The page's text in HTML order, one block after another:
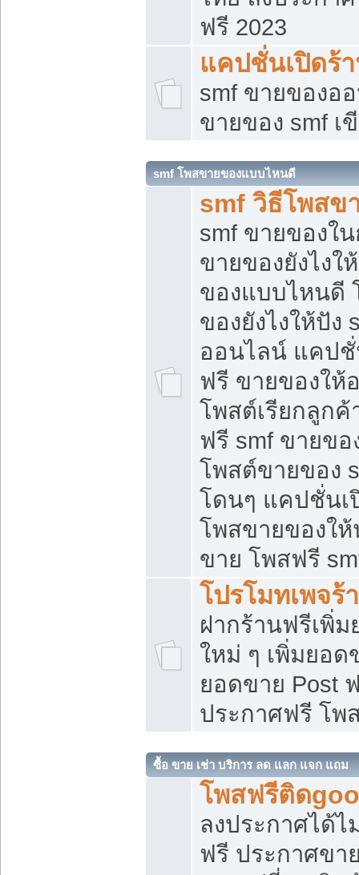
ฟรี 2023
แคปชั่นเปิดร้
smf ขายของอ
ขายของ smf เ
smf โพสขายของแบบไหนดี
smf วิธีโพสข
smf ขายของใ
ขายของยังไง
ของแบบไหนดี
ของยังไงให้ปั
ออนไลน์ แคป
ฟรี ขายของให้
โพสต์เรียกลูกค้
ฟรี smf ขายขอ
โพสต์ขายของ
โดนๆ แคปชั่นเ
โพสขายของใ
ขาย โพสฟรี
โปรโมทเพจร้
ฝากร้านฟรีเพิ่
ใหม่ ๆ เพิ่มยอด
ยอดขาย Post
ประกาศฟรี โพ
ซื้อ ขาย เช่า บริการ ลด แลก แจก แถม
โพสฟรีติด
ลงประกาศได้
ฟรี ประกาศข